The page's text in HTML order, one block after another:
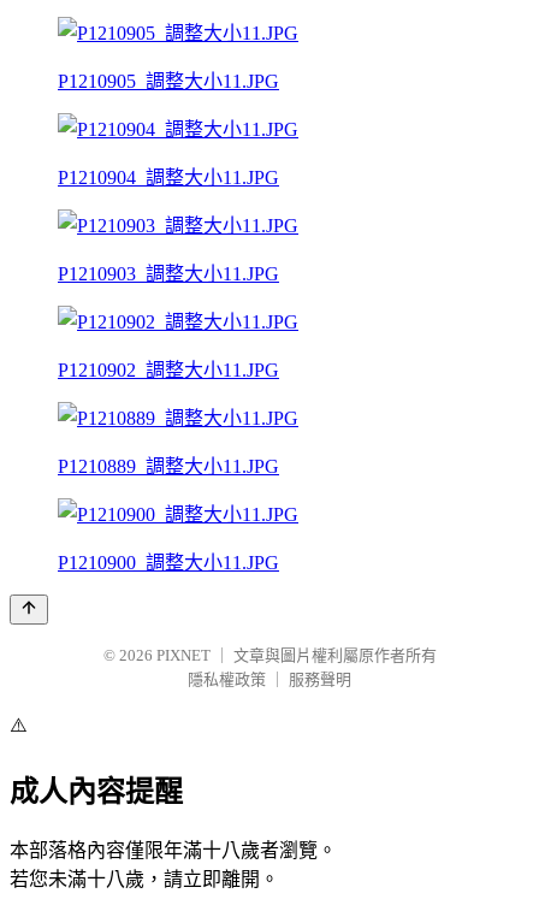
P1210905_調整大小11.JPG
P1210904_調整大小11.JPG
P1210903_調整大小11.JPG
P1210902_調整大小11.JPG
P1210889_調整大小11.JPG
P1210900_調整大小11.JPG
© 2026 PIXNET
文章與圖片權利屬原作者所有
隱私權政策
服務聲明
⚠️
成人內容提醒
本部落格內容僅限年滿十八歲者瀏覽。
若您未滿十八歲，請立即離開。